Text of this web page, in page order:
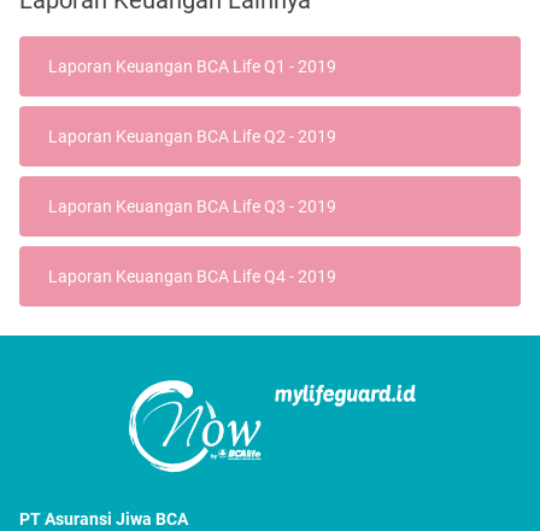
Laporan Keuangan BCA Life Q1 - 2019
Laporan Keuangan BCA Life Q2 - 2019
Laporan Keuangan BCA Life Q3 - 2019
Laporan Keuangan BCA Life Q4 - 2019
PT Asuransi Jiwa BCA